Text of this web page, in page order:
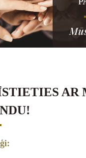
AR